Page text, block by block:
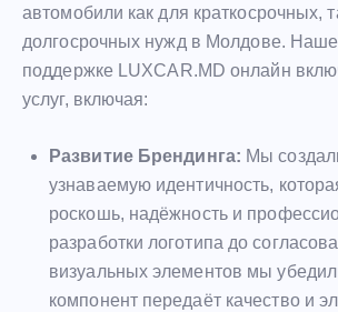
автомобили как для краткосрочных,
долгосрочных нужд в Молдове. Наше
поддержке LUXCAR.MD онлайн
услуг, включая:
Развитие Брендинга: Мы
узнаваемую идентичность,
роскошь, надёжность и
разработки логотипа до
визуальных элементов мы
компонент передаёт качество и